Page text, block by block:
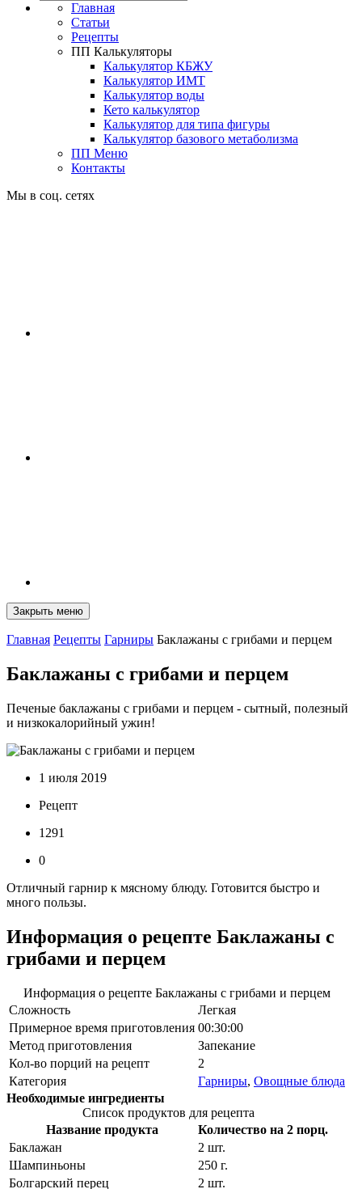
Главная
Статьи
Рецепты
ПП Калькуляторы
Калькулятор КБЖУ
Калькулятор ИМТ
Калькулятор воды
Кето калькулятор
Калькулятор для типа фигуры
Калькулятор базового метаболизма
ПП Меню
Контакты
Мы в соц. сетях
Закрыть меню
Главная Рецепты Гарниры Баклажаны с грибами и перцем
Баклажаны с грибами и перцем
Печеные баклажаны с грибами и перцем - сытный, полезный
и низкокалорийный ужин!
1 июля 2019
Рецепт
1291
0
Отличный гарнир к мясному блюду. Готовится быстро и
много пользы.
Информация о рецепте Баклажаны с
грибами и перцем
Информация о рецепте Баклажаны с грибами и перцем
Сложность
Легкая
Примерное время приготовления 00:30:00
Метод приготовления
Запекание
Кол-во порций на рецепт
2
Категория
Гарниры, Овощные блюда
Необходимые ингредиенты
Список продуктов для рецепта
Название продукта
Количество на 2 порц.
Баклажан
2 шт.
Шампиньоны
250 г.
Болгарский перец
2 шт.